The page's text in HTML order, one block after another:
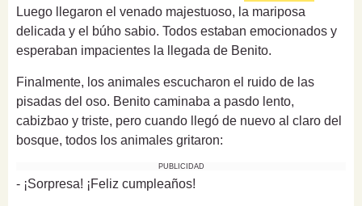
Luego llegaron el venado majestuoso, la mariposa
delicada y el búho sabio. Todos estaban emocionados y
esperaban impacientes la llegada de Benito.
Finalmente, los animales escucharon el ruido de las
pisadas del oso. Benito caminaba a pasdo lento,
cabizbao y triste, pero cuando llegó de nuevo al claro del
bosque, todos los animales gritaron:
PUBLICIDAD
- ¡Sorpresa! ¡Feliz cumpleaños!